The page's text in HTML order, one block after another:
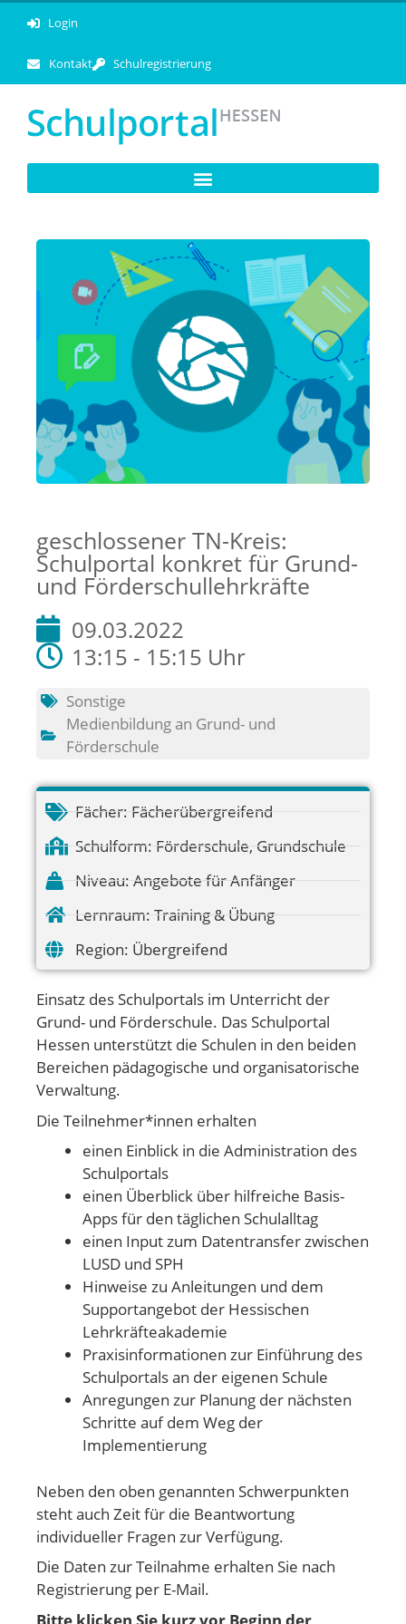
Login
Kontakt Schulregistrierung
geschlossener TN-Kreis:
Schulportal konkret für Grund-
und Förderschullehrkräfte
09.03.2022
13:15 - 15:15 Uhr
Sonstige
Medienbildung an Grund- und
Förderschule
Fächer: Fächerübergreifend
Schulform: Förderschule, Grundschule
Niveau: Angebote für Anfänger
Lernraum: Training & Übung
Region: Übergreifend
Einsatz des Schulportals im Unterricht der
Grund- und Förderschule. Das Schulportal
Hessen unterstützt die Schulen in den beiden
Bereichen pädagogische und organisatorische
Verwaltung.
Die Teilnehmer*innen erhalten
einen Einblick in die Administration des
Schulportals
einen Überblick über hilfreiche Basis-
Apps für den täglichen Schulalltag
einen Input zum Datentransfer zwischen
LUSD und SPH
Hinweise zu Anleitungen und dem
Supportangebot der Hessischen
Lehrkräfteakademie
Praxisinformationen zur Einführung des
Schulportals an der eigenen Schule
Anregungen zur Planung der nächsten
Schritte auf dem Weg der
Implementierung
Neben den oben genannten Schwerpunkten
steht auch Zeit für die Beantwortung
individueller Fragen zur Verfügung.
Die Daten zur Teilnahme erhalten Sie nach
Registrierung per E-Mail.
Bitte klicken Sie kurz vor Beginn der